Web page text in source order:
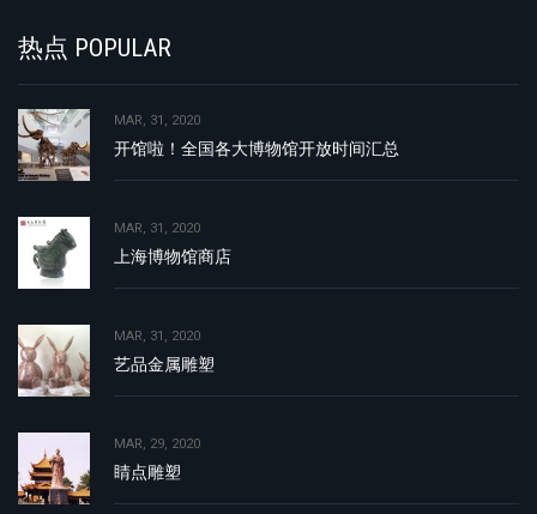
热点 POPULAR
MAR, 31, 2020
开馆啦！全国各大博物馆开放时间汇总
MAR, 31, 2020
上海博物馆商店
MAR, 31, 2020
艺品金属雕塑
MAR, 29, 2020
睛点雕塑